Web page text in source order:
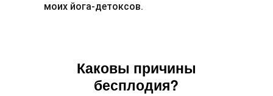
моих йога-детоксов.
Каковы причины
бесплодия?